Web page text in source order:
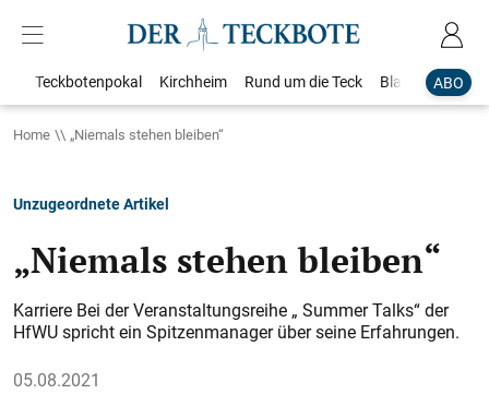
ABO
Teckbotenpokal Kirchheim Rund um die Teck Blaulicht
Home „Niemals stehen bleiben“
Unzugeordnete Artikel
„Niemals stehen bleiben“
Karriere Bei der Veranstaltungsreihe „ Summer Talks“ der
HfWU spricht ein Spitzenmanager über seine Erfahrungen.
05.08.2021